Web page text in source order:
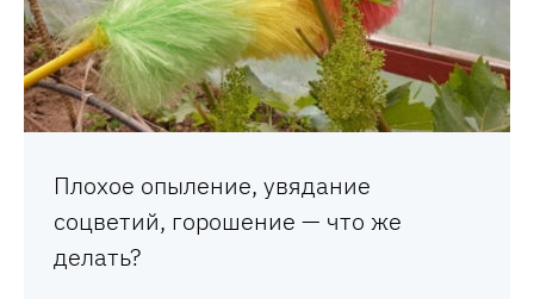
Плохое опыление, увядание
соцветий, горошение — что же
делать?